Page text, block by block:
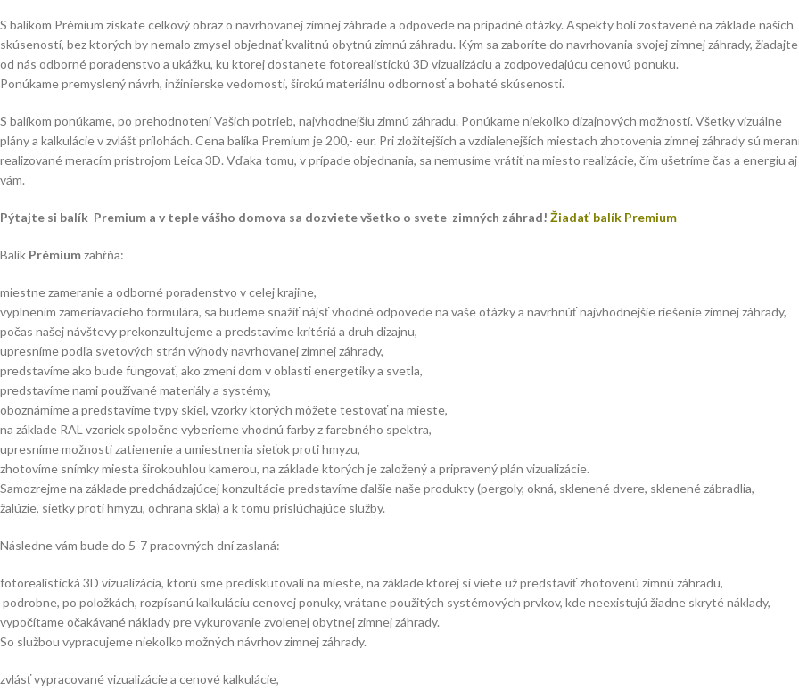
S balíkom Prémium získate celkový obraz o navrhovanej zimnej záhrade a odpovede na prípadné otázky. Aspekty boli zostavené na základe našich
skúseností, bez ktorých by nemalo zmysel objednať kvalitnú obytnú zimnú záhradu. Kým sa zaboríte do navrhovania svojej zimnej záhrady, žiadajte
od nás odborné poradenstvo a ukážku, ku ktorej dostanete fotorealistickú 3D vizualizáciu a zodpovedajúcu cenovú ponuku.
Ponúkame premyslený návrh, inžinierske vedomosti, širokú materiálnu odbornosť a bohaté skúsenosti.
S balíkom ponúkame, po prehodnotení Vašich potrieb, najvhodnejšiu zimnú záhradu. Ponúkame niekoľko dizajnových možností. Všetky vizuálne
plány a kalkulácie v zvlášť prílohách. Cena balíka Premium je 200,- eur. Pri zložitejších a vzdialenejších miestach zhotovenia zimnej záhrady sú
realizované meracím prístrojom Leica 3D. Vďaka tomu, v prípade objednania, sa nemusíme vrátiť na miesto realizácie, čím ušetríme čas a energiu aj
vám.
Pýtajte si balík Premium a v teple vášho domova sa dozviete všetko o svete zimných záhrad! Žiadať balík Premium
Balík Prémiumzahŕňa:
miestne zameranie a odborné poradenstvo v celej krajine,
vyplnením zameriavacieho formulára, sa budeme snažiť nájsť vhodné odpovede na vaše otázky a navrhnúť najvhodnejšie riešenie zimnej záhrady,
počas našej návštevy prekonzultujeme a predstavíme kritériá a druh dizajnu,
upresníme podľa svetových strán výhody navrhovanej zimnej záhrady,
predstavíme ako bude fungovať, ako zmení dom v oblasti energetiky a svetla,
predstavíme nami používané materiály a systémy,
oboznámime a predstavíme typy skiel, vzorky ktorých môžete testovať na mieste,
na základe RAL vzoriek spoločne vyberieme vhodnú farby z farebného spektra,
upresníme možnosti zatienenie a umiestnenia sieťok proti hmyzu,
zhotovíme snímky miesta širokouhlou kamerou, na základe ktorých je založený a pripravený plán vizualizácie.
Samozrejme na základe predchádzajúcej konzultácie predstavíme ďalšie naše produkty (pergoly, okná, sklenené dvere, sklenené zábradlia,
žalúzie, sieťky proti hmyzu, ochrana skla) a k tomu prislúchajúce služby.
Následne vám bude do 5-7 pracovných dní zaslaná:
fotorealistická 3D vizualizácia, ktorú sme prediskutovali na mieste, na základe ktorej si viete už predstaviť zhotovenú zimnú záhradu,
podrobne, po položkách, rozpísanú kalkuláciu cenovej ponuky, vrátane použitých systémových prvkov, kde neexistujú žiadne skryté náklady,
vypočítame očakávané náklady pre vykurovanie zvolenej obytnej zimnej záhrady.
So službou vypracujeme niekoľko možných návrhov zimnej záhrady.
zvlásť vypracované vizualizácie a cenové kalkulácie,